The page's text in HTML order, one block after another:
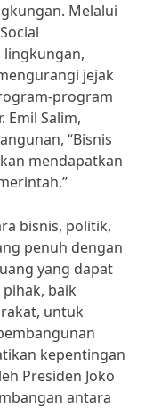
Melalui
lingkungan,
jejak
program
Emil Salim,
“Bisnis
mendapatkan
bisnis, politik,
penuh dengan
yang dapat
baik
untuk
kepentingan
Presiden Joko
antara